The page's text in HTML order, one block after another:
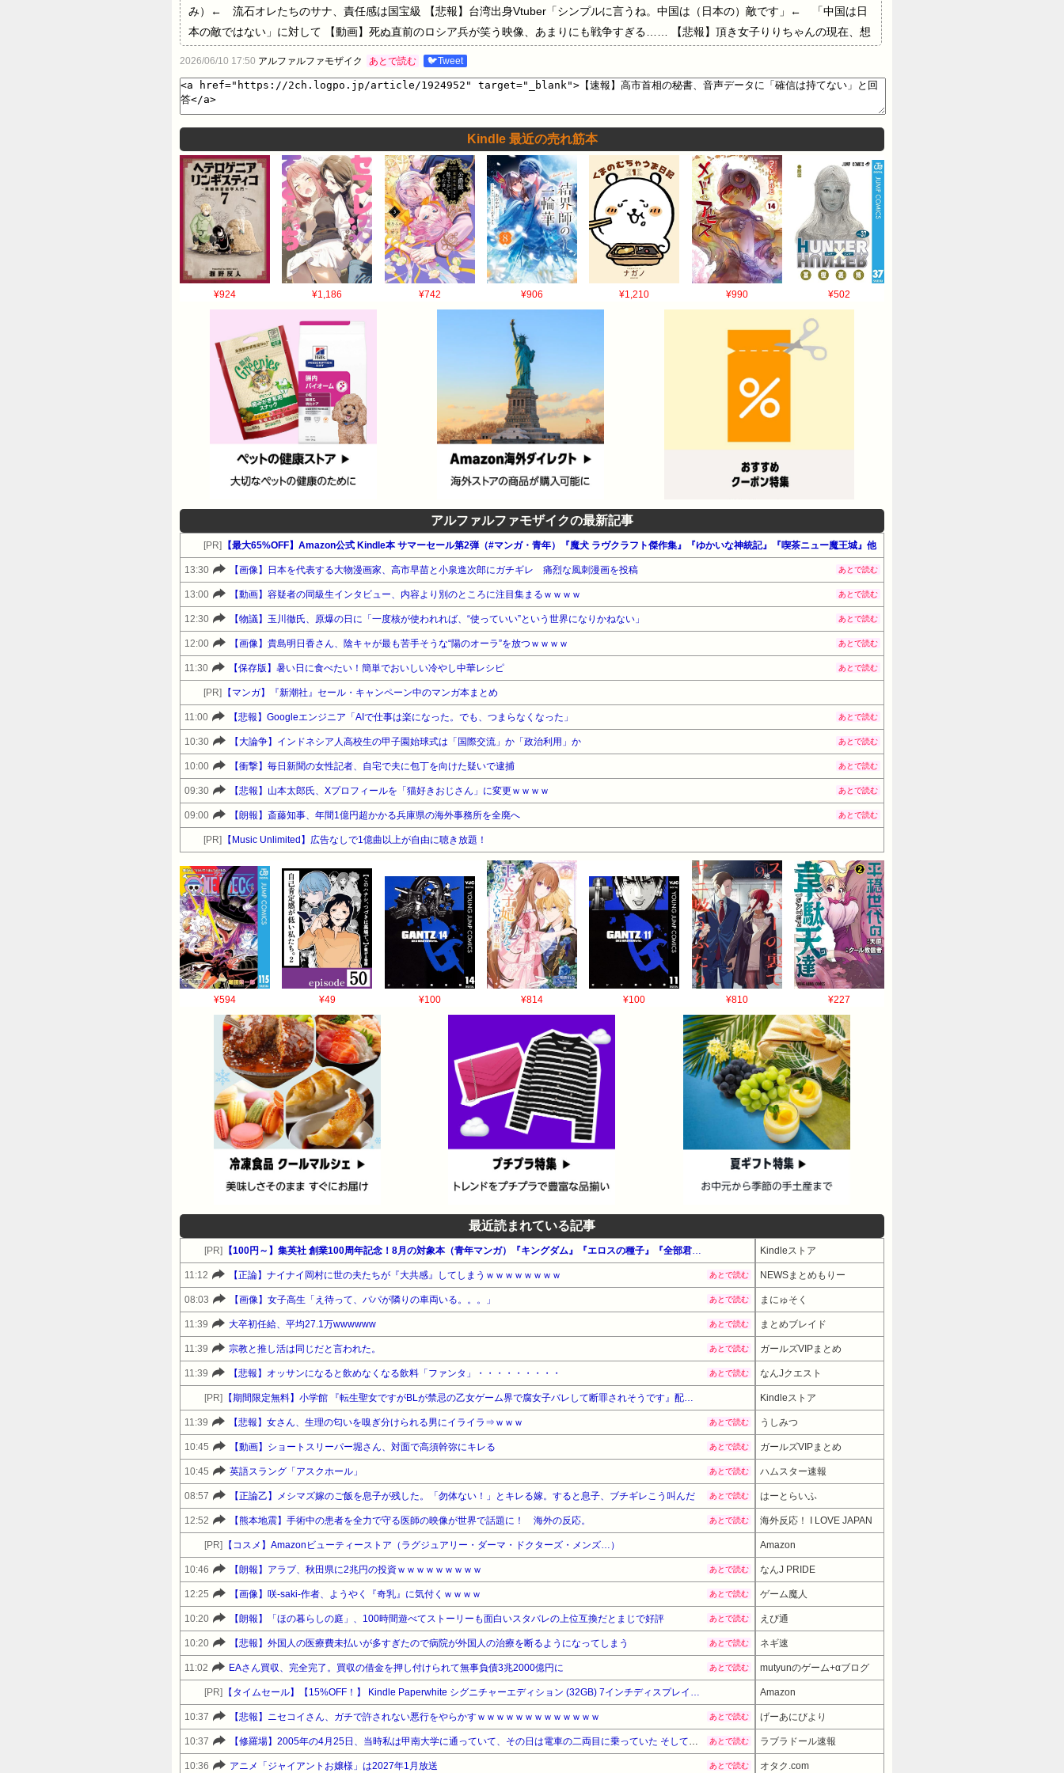
み）← 流石オレたちのサナ、責任感は国宝級 【悲報】台湾出身Vtuber「シンプルに言うね。中国は（日本の）敵です」← 「中国は日
本の敵ではない」に対して 【動画】死ぬ直前のロシア兵が笑う映像、あまりにも戦争すぎる…… 【悲報】頂き女子りりちゃんの現在、想
2026/06/10 17:50 アルファルファモザイク あとで読む 🐦Tweet
Kindle 最近の売れ筋本
¥924 ¥1,186 ¥742 ¥906 ¥1,210 ¥990 ¥502
アルファルファモザイクの最新記事
[PR] 【最大65%OFF】Amazon公式 Kindle本 サマーセール第2弾（#マンガ・青年）『魔犬 ラヴクラフト傑作集』『ゆかいな神統記』『喫茶ニュー魔王城』他
13:30 【画像】日本を代表する大物漫画家、高市早苗と小泉進次郎にガチギレ 痛烈な風刺漫画を投稿 あとで読む
13:00 【動画】容疑者の同級生インタビュー、内容より別のところに注目集まるｗｗｗｗ あとで読む
12:30 【物議】玉川徹氏、原爆の日に「一度核が使われれば、“使っていい”という世界になりかねない」 あとで読む
12:00 【画像】貴島明日香さん、陰キャが最も苦手そうな“陽のオーラ”を放つｗｗｗｗ あとで読む
11:30 【保存版】暑い日に食べたい！簡単でおいしい冷やし中華レシピ あとで読む
[PR] 【マンガ】『新潮社』セール・キャンペーン中のマンガ本まとめ
11:00 【悲報】Googleエンジニア「AIで仕事は楽になった。でも、つまらなくなった」 あとで読む
10:30 【大論争】インドネシア人高校生の甲子園始球式は「国際交流」か「政治利用」か あとで読む
10:00 【衝撃】毎日新聞の女性記者、自宅で夫に包丁を向けた疑いで逮捕 あとで読む
09:30 【悲報】山本太郎氏、Xプロフィールを「猫好きおじさん」に変更ｗｗｗｗ あとで読む
09:00 【朗報】斎藤知事、年間1億円超かかる兵庫県の海外事務所を全廃へ あとで読む
[PR] 【Music Unlimited】広告なしで1億曲以上が自由に聴き放題！
¥594 ¥49 ¥100 ¥814 ¥100 ¥810 ¥227
最近読まれている記事
[PR] 【100円～】集英社 創業100周年記念！8月の対象本（青年マンガ）『キングダム』『エロスの種子』『全部君のせいだ』他 Kindleストア
11:12 【正論】ナイナイ岡村に世の夫たちが『大共感』してしまうｗｗｗｗｗｗｗｗ あとで読む NEWSまとめもりー
08:03 【画像】女子高生「え待って、パパが隣りの車両いる。。。」 あとで読む まにゅそく
11:39 大卒初任給、平均27.1万wwwwww あとで読む まとめブレイド
11:39 宗教と推し活は同じだと言われた。 あとで読む ガールズVIPまとめ
11:39 【悲報】オッサンになると飲めなくなる飲料「ファンタ」・・・・・・・・・ あとで読む なんJクエスト
[PR] 【期間限定無料】小学館 『転生聖女ですがBLが禁忌の乙女ゲーム界で腐女子バレして断罪されそうです』配信フェア Kindleストア
11:39 【悲報】女さん、生理の匂いを嗅ぎ分けられる男にイライラ⇒ｗｗｗ あとで読む うしみつ
10:45 【動画】ショートスリーパー堀さん、対面で高須幹弥にキレる あとで読む ガールズVIPまとめ
10:45 英語スラング「アスクホール」 あとで読む ハムスター速報
08:57 【正論乙】メシマズ嫁のご飯を息子が残した。「勿体ない！」とキレる嫁。すると息子、ブチギレこう叫んだ あとで読む はーとらいふ
12:52 【熊本地震】手術中の患者を全力で守る医師の映像が世界で話題に！ 海外の反応。 あとで読む 海外反応！ I LOVE JAPAN
[PR] 【コスメ】Amazonビューティーストア（ラグジュアリー・ダーマ・ドクターズ・メンズ…） Amazon
10:46 【朗報】アラブ、秋田県に2兆円の投資ｗｗｗｗｗｗｗｗｗ あとで読む なんJ PRIDE
12:25 【画像】咲-saki-作者、ようやく『奇乳』に気付くｗｗｗｗ あとで読む ゲーム魔人
10:20 【朗報】「ほの暮らしの庭」、100時間遊べてストーリーも面白いスタバレの上位互換だとまじで好評 あとで読む えび通
10:20 【悲報】外国人の医療費未払いが多すぎたので病院が外国人の治療を断るようになってしまう あとで読む ネギ速
11:02 EAさん買収、完全完了。買収の借金を押し付けられて無事負債3兆2000億円に あとで読む mutyunのゲーム+αブログ
[PR] 【タイムセール】【15%OFF！】 Kindle Paperwhite シグニチャーエディション (32GB) 7インチディスプレイ、明るさ自動調整、色調調節ライト、12週間持続バッテリー、広告なし、メタリックブラック Amazon
10:37 【悲報】ニセコイさん、ガチで許されない悪行をやらかすｗｗｗｗｗｗｗｗｗｗｗｗｗ あとで読む げーあにびより
10:37 【修羅場】2005年の4月25日、当時私は甲南大学に通っていて、その日は電車の二両目に乗っていた そしてあの脱線事故に巻き込まれて膝から下を切断することになり… あとで読む ラブラドール速報
10:36 アニメ「ジャイアントお嬢様」は2027年1月放送 あとで読む オタク.com